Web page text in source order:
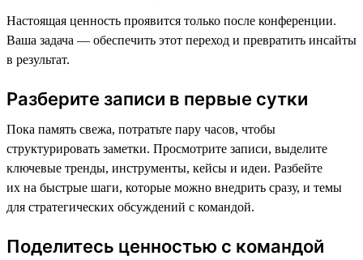
Настоящая ценность проявится только после конференции.
Ваша задача — обеспечить этот переход и превратить инсайты
в результат.
Разберите записи в первые сутки
Пока память свежа, потратьте пару часов, чтобы
структурировать заметки. Просмотрите записи, выделите
ключевые тренды, инструменты, кейсы и идеи. Разбейте
их на быстрые шаги, которые можно внедрить сразу, и темы
для стратегических обсуждений с командой.
Поделитесь ценностью с командой